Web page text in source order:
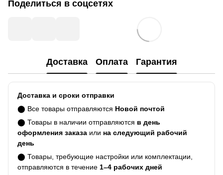
Поделиться в соцсетях
Доставка Оплата Гарантия
Доставка и сроки отправки
⬤ Все товары отправляются Новой почтой
⬤ Товары в наличии отправляются в день
оформления заказа или на следующий рабочий
день
⬤ Товары, требующие настройки или комплектации,
отправляются в течение 1–4 рабочих дней